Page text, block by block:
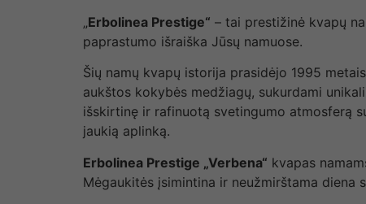
„Erbolinea Prestige“ – tai prestižinė kvapų
paprastumo išraiška Jūsų namuose.
Šių namų kvapų istorija prasidėjo 1995
aukštos kokybės medžiagų, sukurdami
išskirtinę ir rafinuotą svetingumo atmosferą
jaukią aplinką.
Erbolinea Prestige „Verbena“ kvapas
Mėgaukitės įsimintina ir neužmirštama diena